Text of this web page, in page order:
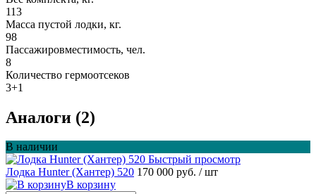
113
Масса пустой лодки, кг.
98
Пассажировместимость, чел.
8
Количество гермоотсеков
3+1
Аналоги (2)
В наличии
Быстрый просмотр
Лодка Hunter (Хантер) 520 170 000 руб. / шт
В корзину